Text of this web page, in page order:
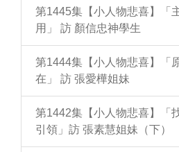
第1445集【小人物悲喜】「
用」 訪 顏信忠神學生
第1444集【小人物悲喜】「
在」 訪 張愛樺姐妹
第1442集【小人物悲喜】「
引領」訪 張素慧姐妹（下）